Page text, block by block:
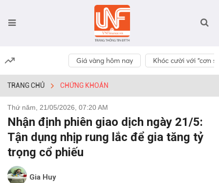
Giá vàng hôm nay Khóc cười với “cơn
TRANG CHỦ CHỨNG KHOÁN
Thứ năm, 21/05/2026, 07:20 AM
Nhận định phiên giao dịch ngày 21/5:
Tận dụng nhịp rung lắc để gia tăng tỷ
trọng cổ phiếu
Gia Huy